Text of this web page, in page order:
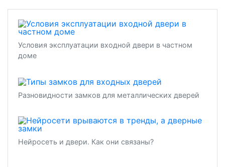
Условия эксплуатации входной двери в частном
доме
Разновидности замков для металлических дверей
Нейросеть и двери. Как они связаны?